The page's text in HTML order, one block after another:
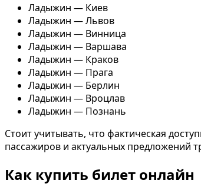
Ладыжин — Киев
Ладыжин — Львов
Ладыжин — Винница
Ладыжин — Варшава
Ладыжин — Краков
Ладыжин — Прага
Ладыжин — Берлин
Ладыжин — Вроцлав
Ладыжин — Познань
Стоит учитывать, что фактическая
пассажиров и актуальных предложений
Как купить билет онлайн